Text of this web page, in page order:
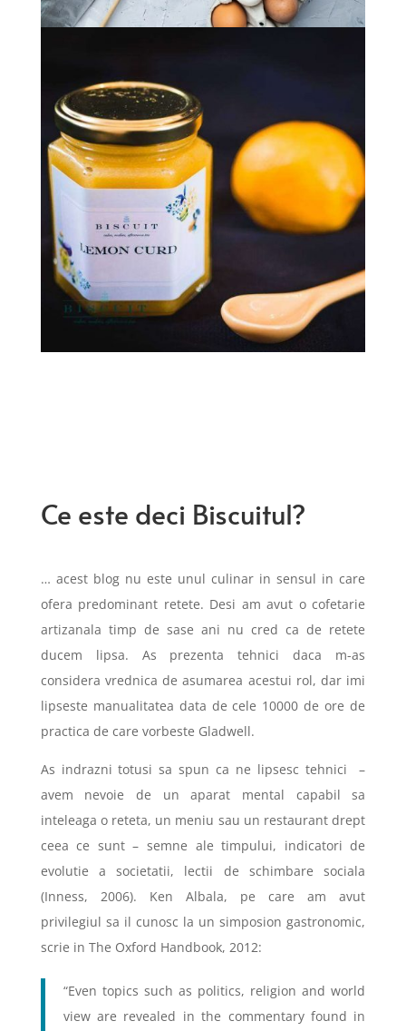
Ce este deci Biscuitul?
… acest blog nu este unul culinar in sensul in care
ofera predominant retete. Desi am avut o cofetarie
artizanala timp de sase ani nu cred ca de retete
ducem lipsa. As prezenta tehnici daca m-as
considera vrednica de asumarea acestui rol, dar imi
lipseste manualitatea data de cele 10000 de ore de
practica de care vorbeste Gladwell.
As indrazni totusi sa spun ca ne lipsesc tehnici –
avem nevoie de un aparat mental capabil sa
inteleaga o reteta, un meniu sau un restaurant drept
ceea ce sunt – semne ale timpului, indicatori de
evolutie a societatii, lectii de schimbare sociala
(Inness, 2006). Ken Albala, pe care am avut
privilegiul sa il cunosc la un simposion gastronomic,
scrie in The Oxford Handbook, 2012:
“Even topics such as politics, religion and world
view are revealed in the commentary found in